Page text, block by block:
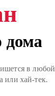
дома
в любой
или хай-тек.